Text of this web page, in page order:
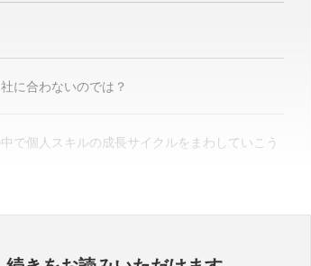
に合わないのでは？
で個人スキルの成長サイクルをまわしていこう